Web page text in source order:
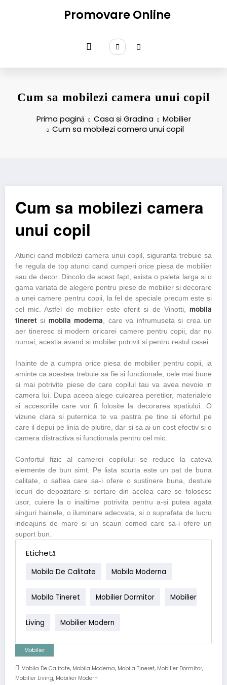
Promovare Online
Cum sa mobilezi camera unui copil
Prima pagină Casa si Gradina
Mobilier
Cum sa mobilezi camera unui copil
Cum sa mobilezi camera
unui copil
Atunci cand mobilezi camera unui copil, siguranta trebuie sa
fie regula de top atunci cand cumperi orice piesa de mobilier
sau de decor. Dincolo de acest fapt, exista o paleta larga si o
gama variata de alegere pentru piese de mobilier si decorare
a unei camere pentru copii, la fel de speciale precum este si
cel mic. Astfel de mobilier este oferit si de Vinotti, mobila
tineret si mobila moderna, care va infrumuseta si crea un
aer tineresc si modern oricarei camere pentru copii, dar nu
numai, acestia avand si mobiler potrivit si pentru restul casei.
Inainte de a cumpra orice piesa de mobilier pentru copii, ia
aminte ca acestea trebuie sa fie si functionale, cele mai bune
si mai potrivite piese de care copilul tau va avea nevoie in
camera lui. Dupa aceea alege culoarea peretilor, materialele
si accesoriile care vor fi folosite la decorarea spatiului. O
vizune clara si puternica te va pastra pe tine si efortul pe
care il depui pe linia de plutire, dar si sa ai un cost efectiv si o
camera distractiva si functionala pentru cel mic.
Confortul fizic al camerei copilului se reduce la cateva
elemente de bun simt. Pe lista scurta este un pat de buna
calitate, o saltea care sa-i ofere o sustinere buna, destule
locuri de depozitare si sertare din acelea care se folosesc
usor, cuiere la o inaltime potrivita pentru a-si putea agata
singuri hainele, o iluminare adecvata, si o suprafata de lucru
indeajuns de mare si un scaun comod care sa-i ofere un
suport bun.
Etichetă
Mobila De Calitate Mobila Moderna
Mobila Tineret Mobilier Dormitor Mobilier
Living Mobilier Modern
Mobilier
Mobila De Calitate, Mobila Moderna, Mobila Tineret, Mobilier Dormitor,
Mobilier Living, Mobilier Modern